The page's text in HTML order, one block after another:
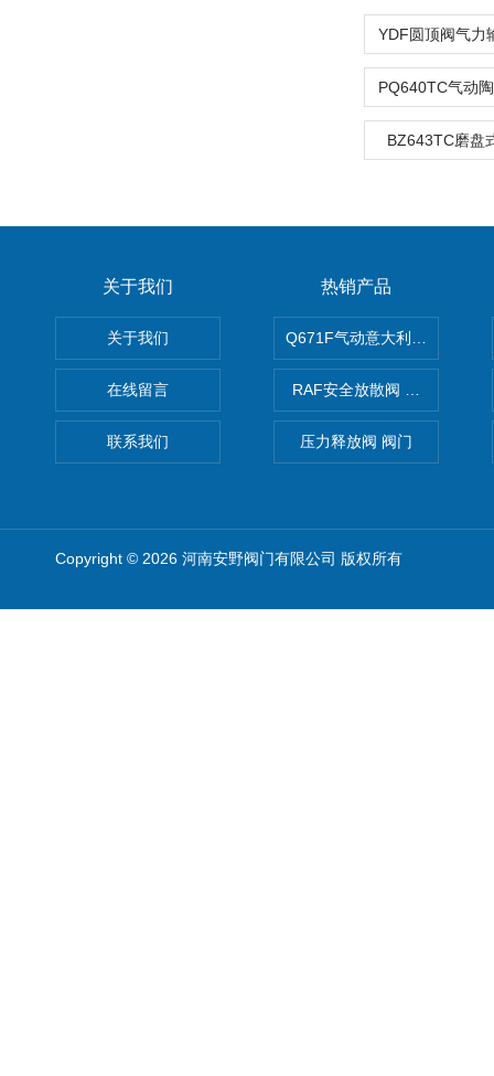
BZ643TC磨盘
关于我们
关于我们
在线留言
联系我们
热销产品
Q671F气动意大利式薄型球阀
RAF安全放散阀 阀生产
压力释放阀 阀门
Copyright © 2026 河南安野阀门有限公司 版权所有